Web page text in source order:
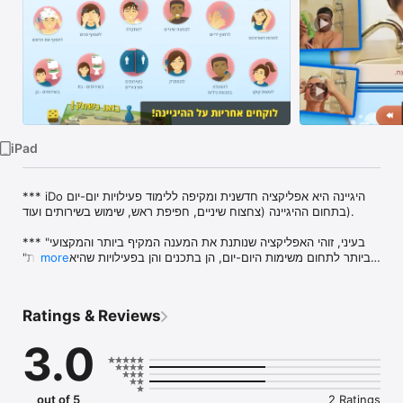
TV
iPad
*** iDo היגיינה היא אפליקציה חדשנית ומקיפה ללימוד פעילויות יום-יום
בתחום ההיגיינה (צחצוח שיניים, חפיפת ראש, שימוש בשירותים ועוד).
*** "בעיני, זוהי האפליקציה שנותנת את המענה המקיף ביותר והמקצועי
ביותר לתחום משימות היום-יום, הן בתכנים והן בפעילויות שהיא מספקת"
הרצף האוטיסטי, מוגבלות שכלית וצרכים מיוחדים אחרים.
*** צפו בהדגמת וידאו וברצף תמונות של צעד אחר צעד בביצוע
הפעילות, ובנו את הרצף האישי שלכם.
*** iDo היגיינה מתאימה לילדים, למתבגרים ולבוגרים צעירים.
more
Ratings & Reviews
3.0
out of 5 2 Ratings